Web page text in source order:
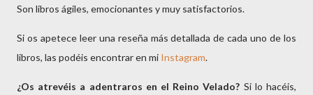
Son libros ágiles, emocionantes y muy satisfactorios.
Si os apetece leer una reseña más detallada de cada uno de los
libros, las podéis encontrar en mi Instagram.
¿Os atrevéis a adentraros en el Reino Velado? Si lo hacéis,